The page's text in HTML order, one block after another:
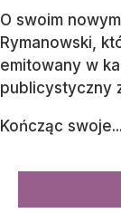
O swoim
Rymanowski,
emitowany w
publicystyczny
Kończąc swoje...